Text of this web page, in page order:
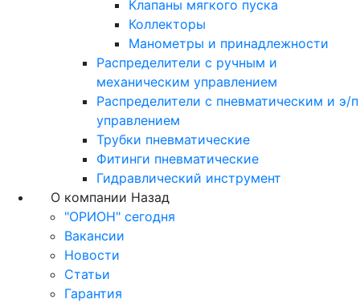
Клапаны мягкого пуска
Коллекторы
Манометры и принадлежности
Распределители с ручным и
механическим управлением
Распределители с пневматическим и э/п
управлением
Трубки пневматические
Фитинги пневматические
Гидравлический инструмент
О компании Назад
"ОРИОН" сегодня
Вакансии
Новости
Статьи
Гарантия